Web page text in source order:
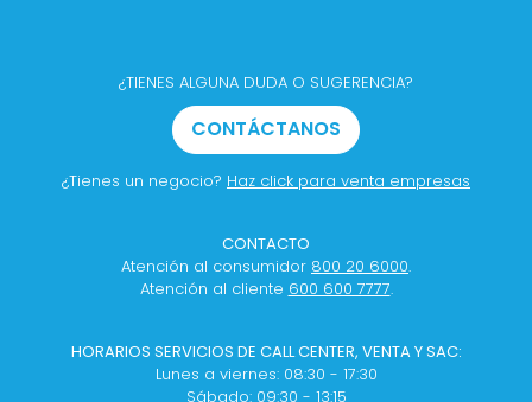
¿TIENES ALGUNA DUDA O SUGERENCIA?
CONTÁCTANOS
¿Tienes un negocio? Haz click para venta empresas
CONTACTO
Atención al consumidor 800 20 6000.
Atención al cliente 600 600 7777.
HORARIOS SERVICIOS DE CALL CENTER, VENTA Y SAC:
Lunes a viernes: 08:30 - 17:30
Sábado: 09:30 - 13:15